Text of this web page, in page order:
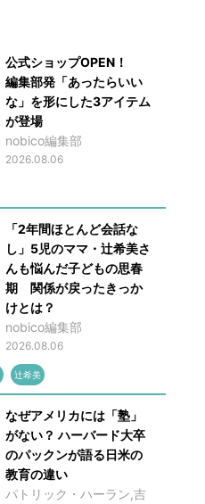
公式ショップOPEN！
編集部発「あったらいい
な」を形にした3アイテム
が登場
nobico編集部
2026.08.06
「2年間ほとんど会話な
し」5児のママ・辻希美さ
んも悩んだ子どもの思春
期 関係が戻ったきっか
けとは？
nobico編集部
2026.08.06
辻希美
なぜアメリカには「塾」
がない？ ハーバード大卒
のパックンが語る日米の
教育の違い
パトリック・ハーラン,吉